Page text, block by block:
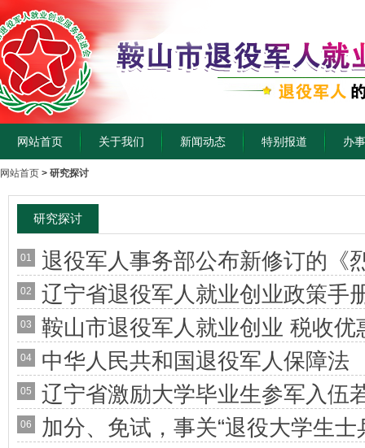
网站首页 关于我们 新闻动态 特别报道 办
网站首页 > 研究探讨
研究探讨
01 退役军人事务部公布新修订的《
02 辽宁省退役军人就业创业政策手
03 鞍山市退役军人就业创业 税收
04 中华人民共和国退役军人保障法
05 辽宁省激励大学毕业生参军入伍
06
加分、免试，事关“退役大学生